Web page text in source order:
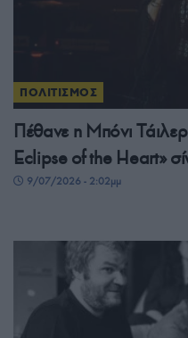
ΠΟΛΙΤΙΣΜΟΣ
Πέθανε η Μπόνι
Eclipse of the Heart»
9/07/2026 - 2:02μμ